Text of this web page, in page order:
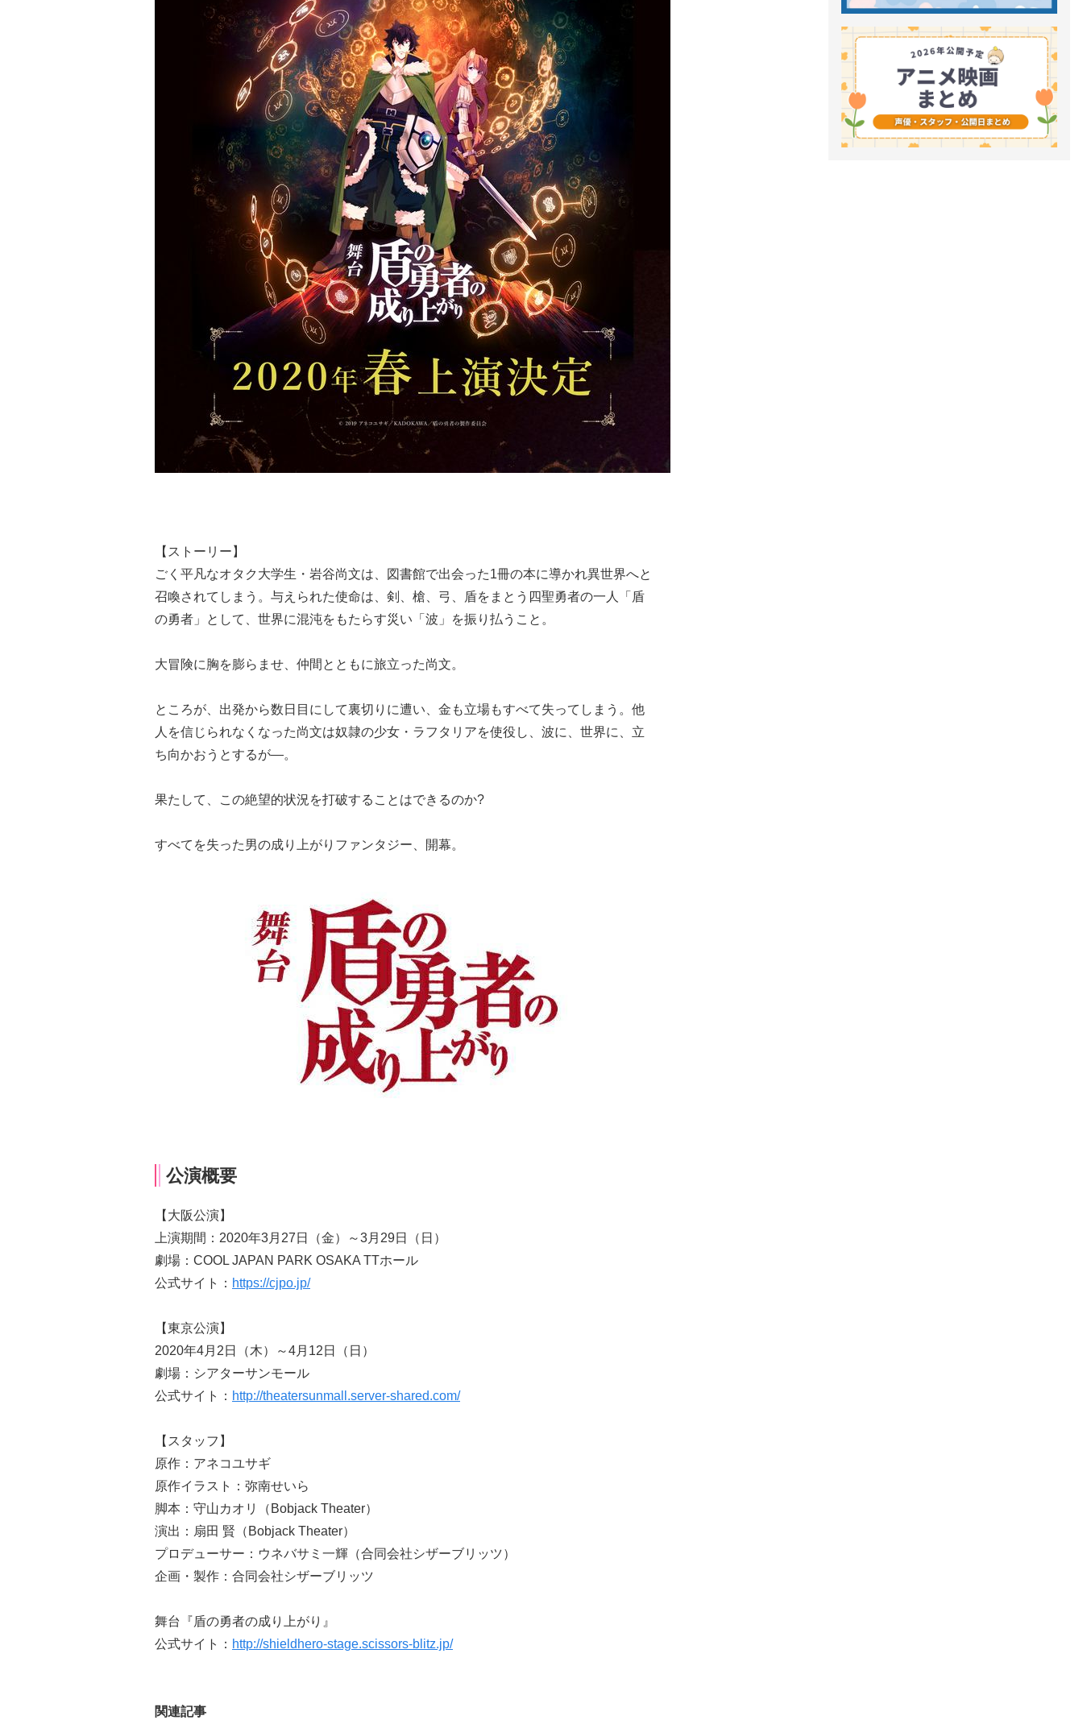
【ストーリー】
ごく平凡なオタク大学生・岩谷尚文は、図書館で出会った1冊の本に導かれ異世界へと
召喚されてしまう。与えられた使命は、剣、槍、弓、盾をまとう四聖勇者の一人「盾
の勇者」として、世界に混沌をもたらす災い「波」を振り払うこと。
大冒険に胸を膨らませ、仲間とともに旅立った尚文。
ところが、出発から数日目にして裏切りに遭い、金も立場もすべて失ってしまう。他
人を信じられなくなった尚文は奴隷の少女・ラフタリアを使役し、波に、世界に、立
ち向かおうとするが―。
果たして、この絶望的状況を打破することはできるのか?
すべてを失った男の成り上がりファンタジー、開幕。
公演概要
【大阪公演】
上演期間：2020年3月27日（金）～3月29日（日）
劇場：COOL JAPAN PARK OSAKA TTホール
公式サイト： https://cjpo.jp/
【東京公演】
2020年4月2日（木）～4月12日（日）
劇場：シアターサンモール
公式サイト： http://theatersunmall.server-shared.com/
【スタッフ】
原作：アネコユサギ
原作イラスト：弥南せいら
脚本：守山カオリ（Bobjack Theater）
演出：扇田 賢（Bobjack Theater）
プロデューサー：ウネバサミ一輝（合同会社シザーブリッツ）
企画・製作：合同会社シザーブリッツ
舞台『盾の勇者の成り上がり』
公式サイト： http://shieldhero-stage.scissors-blitz.jp/
関連記事